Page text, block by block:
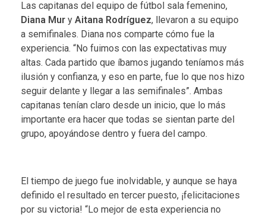
Las capitanas del equipo de fútbol sala femenino,
Diana Mur y Aitana Rodríguez, llevaron a su equipo
a semifinales. Diana nos comparte cómo fue la
experiencia. “No fuimos con las expectativas muy
altas. Cada partido que íbamos jugando teníamos más
ilusión y confianza, y eso en parte, fue lo que nos hizo
seguir delante y llegar a las semifinales”. Ambas
capitanas tenían claro desde un inicio, que lo más
importante era hacer que todas se sientan parte del
grupo, apoyándose dentro y fuera del campo.
El tiempo de juego fue inolvidable, y aunque se haya
definido el resultado en tercer puesto, ¡felicitaciones
por su victoria! “Lo mejor de esta experiencia no